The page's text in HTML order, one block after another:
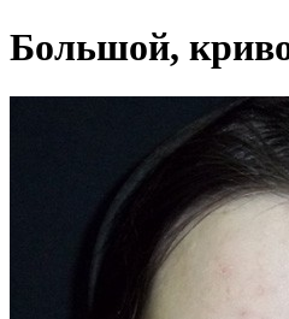
Большой,